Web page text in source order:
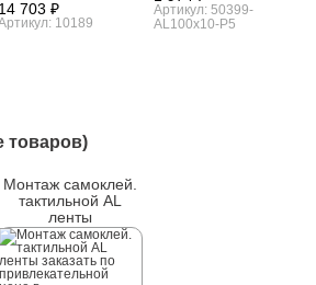
14 703 ₽
10189
Артикул: 50399-
AL100x10-P5
товаров)
Монтаж самоклей.
тактильной AL
ленты